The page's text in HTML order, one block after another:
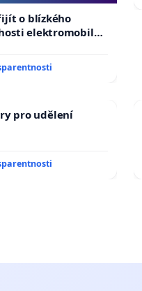
o blízkého
elektromobilů,
další,
auta!
pro udělení